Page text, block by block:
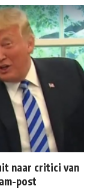
naar critici van
post